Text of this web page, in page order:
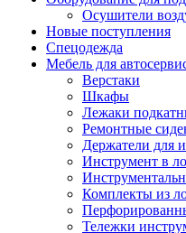
Осушители
Новые поступления
Спецодежда
Мебель для
Верстаки
Шкафы
Лежаки
Ремонтные
Держатели для
Инструмент в
Комплекты из
Тележки